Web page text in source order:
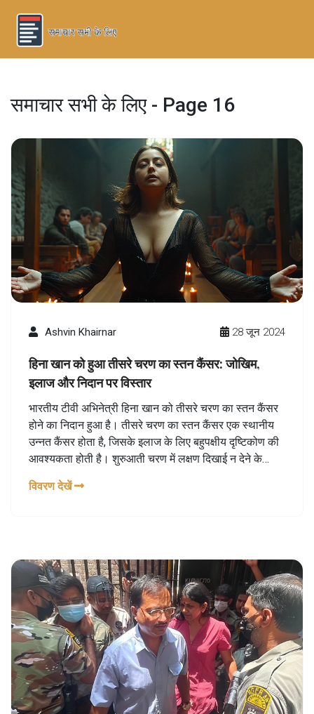
समाचार सभी के लिए - Page 16
Ashvin Khairnar 28 जून 2024
हिना खान को हुआ तीसरे चरण का स्तन कैंसर: जोखिम,
इलाज और निदान पर विस्तार
भारतीय टीवी अभिनेत्री हिना खान को तीसरे चरण का स्तन कैंसर
होने का निदान हुआ है। तीसरे चरण का स्तन कैंसर एक स्थानीय
उन्नत कैंसर होता है, जिसके इलाज के लिए बहुपक्षीय दृष्टिकोण की
आवश्यकता होती है। शुरुआती चरण में लक्षण दिखाई न देने के
जोखिम कारकों में उम्र, पारिवारिक इतिहास, आनुवंशिकी और
विवरण देखें